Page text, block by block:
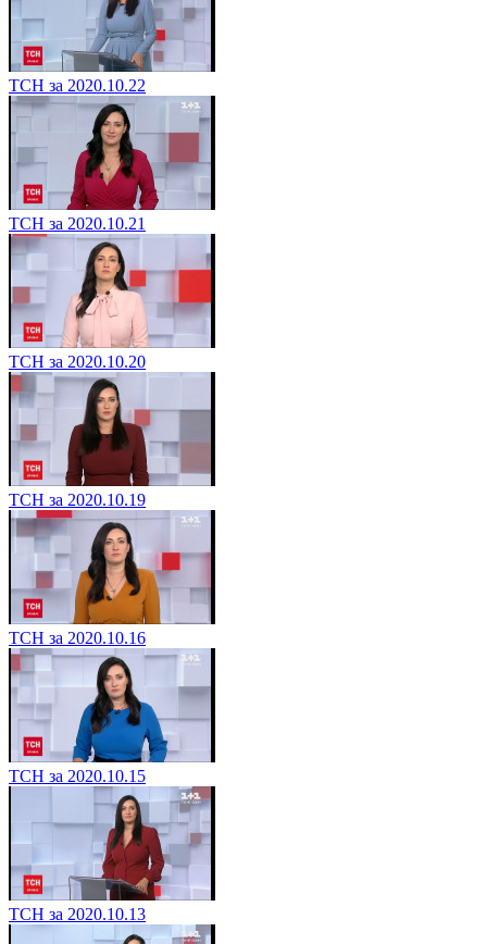
ТСН за 2020.10.22
ТСН за 2020.10.21
ТСН за 2020.10.20
ТСН за 2020.10.19
ТСН за 2020.10.16
ТСН за 2020.10.15
ТСН за 2020.10.13